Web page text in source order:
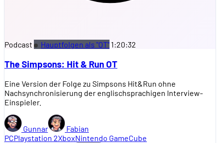
Podcast Hauptfolgen als "OT" 1:20:32
The Simpsons: Hit & Run OT
Eine Version der Folge zu Simpsons Hit&Run ohne
Nachsynchronisierung der englischsprachigen Interview-
Einspieler.
Gunnar
Fabian
PCPlaystation 2XboxNintendo GameCube